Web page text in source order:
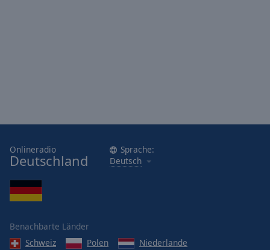
Onlineradio
Deutschland
Sprache:
Deutsch
Benachbarte Länder
Schweiz
Polen
Niederlande